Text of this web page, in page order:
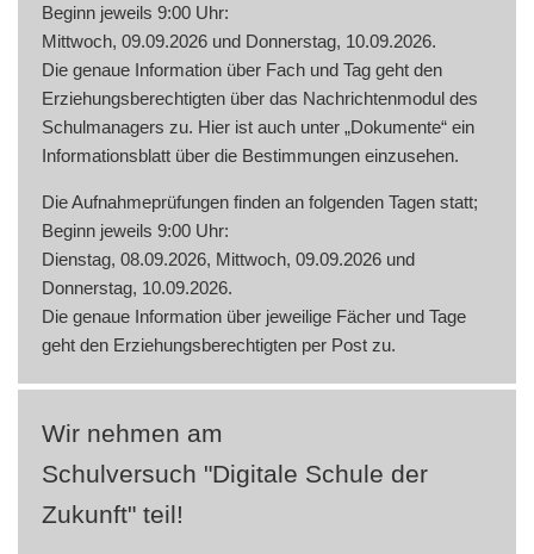
Beginn jeweils 9:00 Uhr:
Mittwoch, 09.09.2026 und Donnerstag, 10.09.2026.
Die genaue Information über Fach und Tag geht den
Erziehungsberechtigten über das Nachrichtenmodul des
Schulmanagers zu. Hier ist auch unter „Dokumente“ ein
Informationsblatt über die Bestimmungen einzusehen.
Die Aufnahmeprüfungen finden an folgenden Tagen statt;
Beginn jeweils 9:00 Uhr:
Dienstag, 08.09.2026, Mittwoch, 09.09.2026 und
Donnerstag, 10.09.2026.
Die genaue Information über jeweilige Fächer und Tage
geht den Erziehungsberechtigten per Post zu.
Wir nehmen am
Schulversuch "Digitale Schule der
Zukunft" teil!